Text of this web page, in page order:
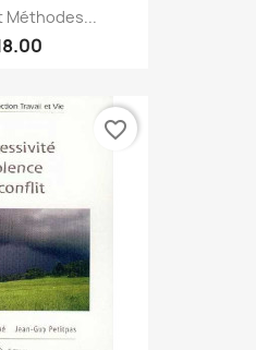
Méthodes...
favorite_border